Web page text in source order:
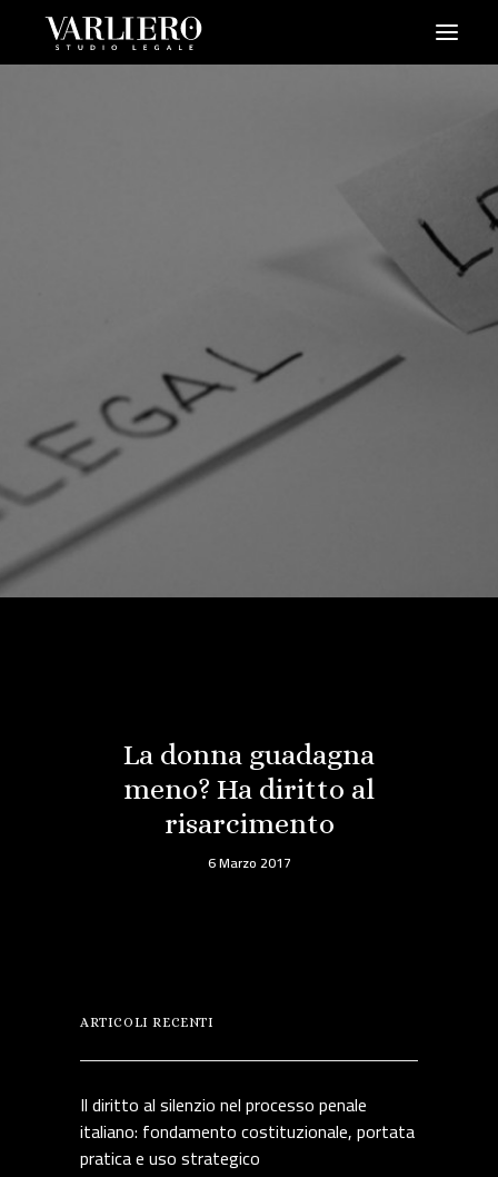
PRENDI UN APPUNTAMENTO
La donna guadagna
meno? Ha diritto al
risarcimento
6 Marzo 2017
ARTICOLI RECENTI
Il diritto al silenzio nel processo penale
italiano: fondamento costituzionale, portata
pratica e uso strategico